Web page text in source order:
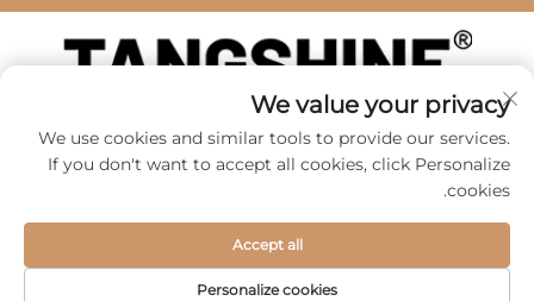
حقوق الطبع والنشر © 2026 بواسطة SHAOXING TANG
CAI LEATHER CO.,LTD -
سياسة الخصوصية
We value your privacy
We use cookies and similar tools to provide our services.
If you don't want to accept all cookies, click Personalize
cookies.
Personalize cookies
Accept all